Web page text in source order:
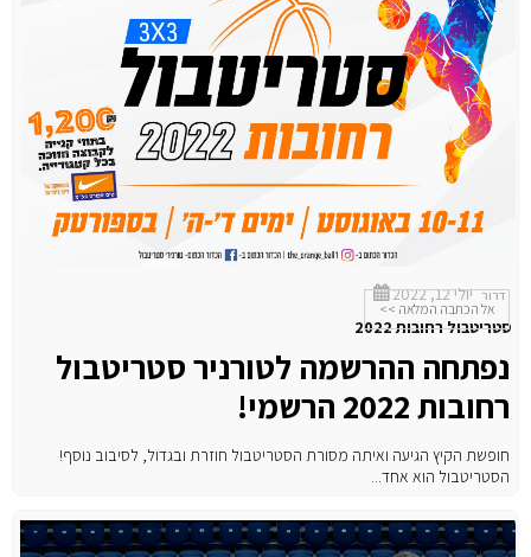
דרור יולי 12, 2022
סטריטבול רחובות 2022
נפתחה ההרשמה לטורניר סטריטבול
רחובות 2022 הרשמי!
חופשת הקיץ הגיעה ואיתה מסורת הסטריטבול חוזרת ובגדול, לסיבוב נוסף!
הסטריטבול הוא אחד...
אל הכתבה המלאה >>